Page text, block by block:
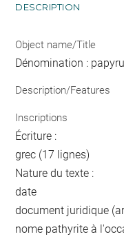
DESCRIPTION
Object name/Title
Dénomination :
Description/Features
Inscriptions
Écriture :
grec (17 lignes)
Nature du texte :
date
document juridique
nome pathyrite à